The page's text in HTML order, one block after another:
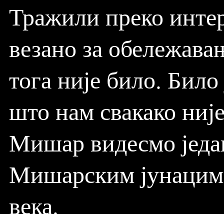
Тражили преко
везано за
тога није било.
што нам свакако
Мишар видесмо
Мишарским
века.